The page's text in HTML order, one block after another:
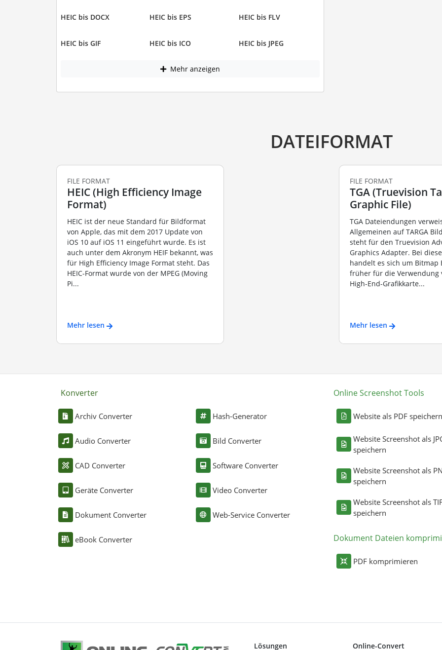
HEIC bis DOCX HEIC bis EPS HEIC bis FLV
HEIC bis GIF HEIC bis ICO HEIC bis JPEG
Mehr anzeigen
DATEIFORMAT
FILE FORMAT
HEIC (High Efficiency Image
Format)
HEIC ist der neue Standard für Bildformat
von Apple, das mit dem 2017 Update von
iOS 10 auf iOS 11 eingeführt wurde. Es ist
auch unter dem Akronym HEIF bekannt, was
für High Efficiency Image Format steht. Das
HEIC-Format wurde von der MPEG (Moving
Pi...
Mehr lesen
FILE FORMAT
TGA (Truevision
Graphic File)
TGA Dateiendungen
Allgemeinen auf TARGA
steht für den Truevision
Graphics Adapter. Bei
handelt es sich um Bitmap
früher für die Verwendung
High-End-Grafikkarte...
Mehr lesen
Konverter
Archiv Converter
Audio Converter
CAD Converter
Geräte Converter
Dokument Converter
eBook Converter
Hash-Generator
Bild Converter
Software Converter
Video Converter
Web-Service Converter
Online Screenshot Tools
Website als PDF speichern
Website Screenshot als
speichern
Website Screenshot als
speichern
Website Screenshot als
speichern
Dokument Dateien
PDF komprimieren
Lösungen Online-Convert